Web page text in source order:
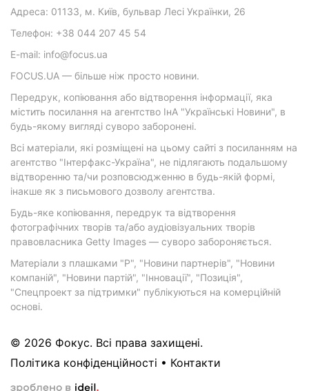
Адреса: 01133, м. Київ, бульвар Лесі Українки, 26
Телефон: +38 044 207 45 54
E-mail: info@focus.ua
FOCUS.UA — більше ніж просто новини.
Передрук, копіювання або відтворення інформації, яка
містить посилання на агентство ІнА "Українські Новини", в
будь-якому вигляді суворо заборонені.
Всі матеріали, які розміщені на цьому сайті з посиланням на
агентство "Інтерфакс-Україна", не підлягають подальшому
відтворенню та/чи розповсюдженню в будь-якій формі,
інакше як з письмового дозволу агентства.
Будь-яке копіювання, передрук та відтворення
фотографічних творів та/або аудіовізуальних творів
правовласника Getty Images — суворо забороняється.
Матеріали з плашками "Р", "Новини партнерів", "Новини
компаній", "Новини партій", "Інновації", "Позиція",
"Спецпроект за підтримки" публікуються на комерційній
основі.
© 2026 Фокус. Всі права захищені.
Політика конфіденційності • Контакти